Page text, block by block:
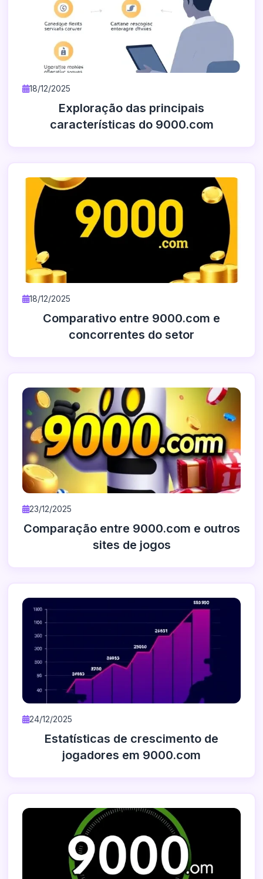
18/12/2025
Exploração das principais
características do 9000.com
18/12/2025
Comparativo entre 9000.com e
concorrentes do setor
23/12/2025
Comparação entre 9000.com e outros
sites de jogos
24/12/2025
Estatísticas de crescimento de
jogadores em 9000.com